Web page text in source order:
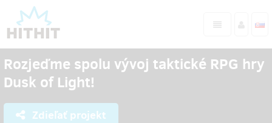
Rozjeďme spolu vývoj taktické RPG hry
Dusk of Light!
Zdieľať projekt